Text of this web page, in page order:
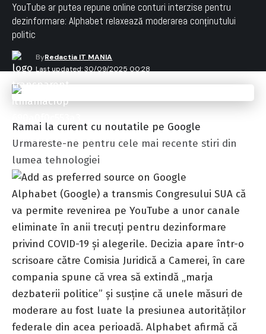
YouTube ar putea repune online conturi interzise pentru
dezinformare: Alphabet relaxează moderarea conținutului
politic
Last updated: 30/09/2025 00:28
ByRedactia IT MANIA
Ramai la curent cu noutatile pe Google
Urmareste-ne pentru cele mai recente stiri din
lumea tehnologiei
Alphabet (Google) a transmis Congresului SUA că
va permite revenirea pe YouTube a unor canale
eliminate în anii trecuți pentru dezinformare
privind COVID-19 și alegerile. Decizia apare într-o
scrisoare către Comisia Juridică a Camerei, în care
compania spune că vrea să extindă „marja
dezbaterii politice” și susține că unele măsuri de
moderare au fost luate la presiunea autorităților
federale din acea perioadă. Alphabet afirmă că